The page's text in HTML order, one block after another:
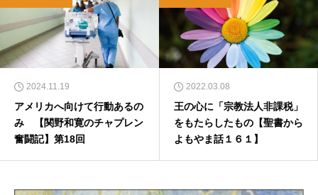
2024.11.19
アメリカへ向けて行動あるの
み 【関野和寛のチャプレン
奮闘記】第18回
2022.03.08
王の心に「宗教法人非課税」
をもたらしたもの【聖書から
よもやま話１６１】